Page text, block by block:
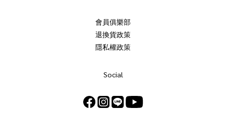
會員俱樂部
退換貨政策
隱私權政策
Social